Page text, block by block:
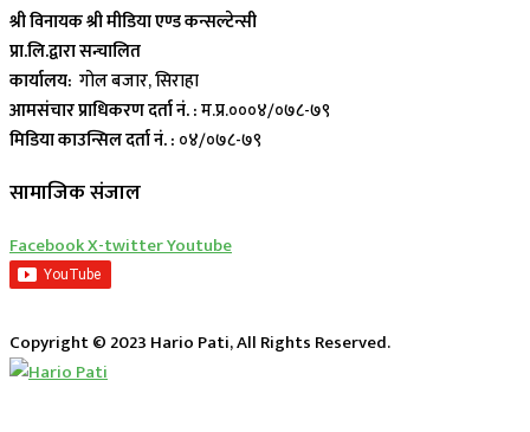
श्री विनायक श्री मीडिया एण्ड कन्सल्टेन्सी
प्रा.लि.द्वारा सन्चालित
कार्यालय: गोल बजार, सिराहा
आमसंचार प्राधिकरण दर्ता नं. :म.प्र.०००४/०७८-७९
मिडिया काउन्सिल दर्ता नं. : ०४/०७८-७९
सामाजिक संजाल
FacebookX-twitterYoutube
Copyright © 2023 Hario Pati, All Rights Reserved.